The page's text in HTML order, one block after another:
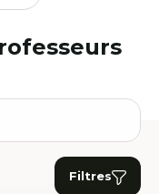
Filtres